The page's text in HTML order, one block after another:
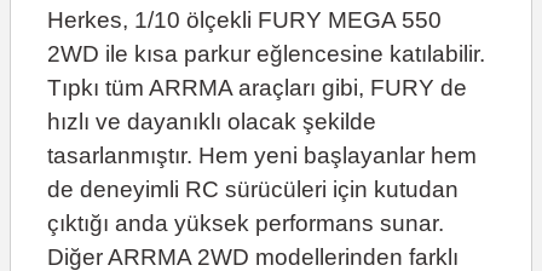
Herkes, 1/10 ölçekli FURY MEGA 550
2WD ile kısa parkur eğlencesine katılabilir.
Tıpkı tüm ARRMA araçları gibi, FURY de
hızlı ve dayanıklı olacak şekilde
tasarlanmıştır. Hem yeni başlayanlar hem
de deneyimli RC sürücüleri için kutudan
çıktığı anda yüksek performans sunar.
Diğer ARRMA 2WD modellerinden farklı